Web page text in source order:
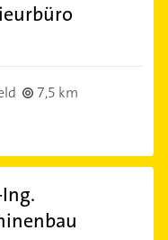
7,5 km